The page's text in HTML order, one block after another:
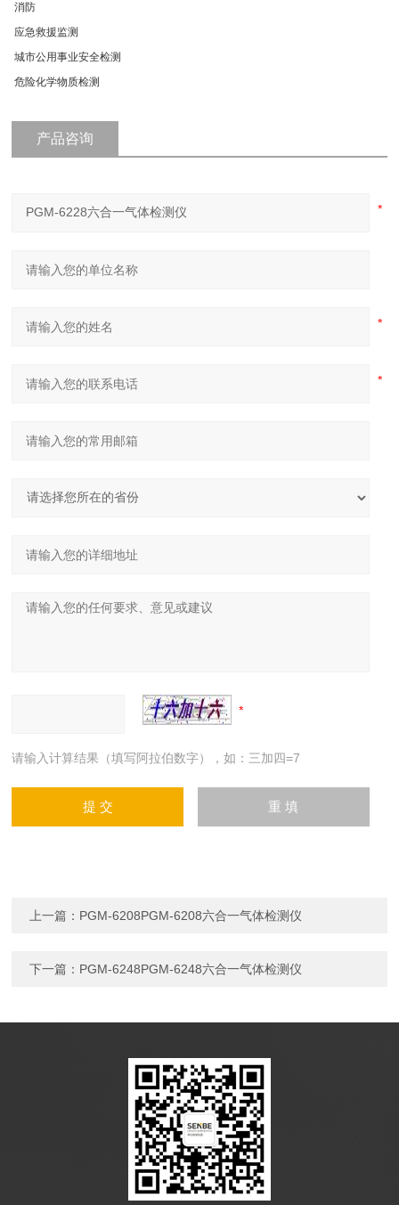
消防
应急救援监测
城市公用事业安全检测
危险化学物质检测
产品咨询
请输入计算结果（填写阿拉伯数字），如：三加四=7
上一篇： PGM-6208PGM-6208六合一气体检测仪
下一篇： PGM-6248PGM-6248六合一气体检测仪